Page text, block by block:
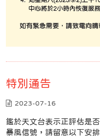
特別通告
2023-07-16
鑑於天文台表示正評估是
暴風信號，請留意以下安排